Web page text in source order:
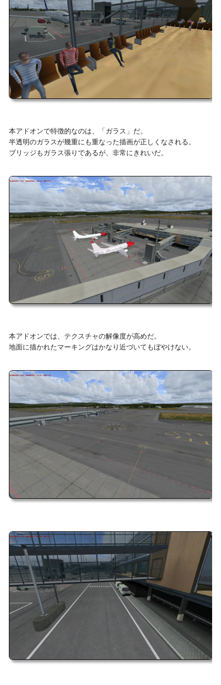
本アドオンで特徴的なのは、「ガラス」だ。
半透明のガラスが幾重にも重なった描画が正しくなされる。
ブリッジもガラス張りであるが、非常にきれいだ。
本アドオンでは、テクスチャの解像度が高めだ。
地面に描かれたマーキングはかなり近づいてもぼやけない。